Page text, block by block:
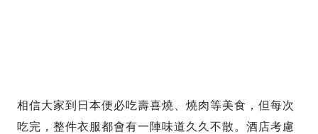
相信大家到日本便必吃壽喜燒、燒肉等美食，但每次
吃完，整件衣服都會有一陣味道久久不散。酒店考慮